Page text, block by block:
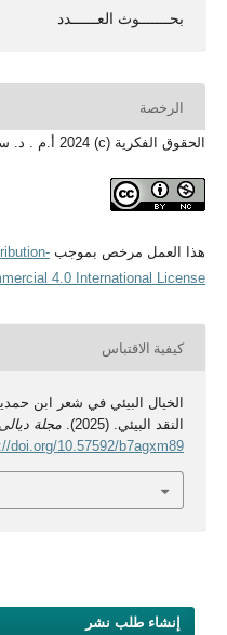
بحـــــــوث العــــــدد
الرخصة
الحقوق الفكرية (c) 2024 أ.م . د. سلام علي حمادي
هذا العمل مرخص بموجب
4.0 International License
كيفية الاقتباس
النقد البيئي. (2025).
مجلة
doi.org/10.57592/b7agxm89
إنشاء طلب نشر